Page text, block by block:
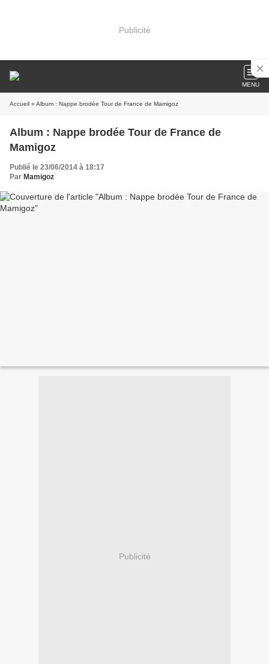
Publicité
MENU
Accueil » Album : Nappe brodée Tour de France de Mamigoz
Album : Nappe brodée Tour de France de
Mamigoz
Publié le 23/06/2014 à 18:17
Par Mamigoz
Publicité